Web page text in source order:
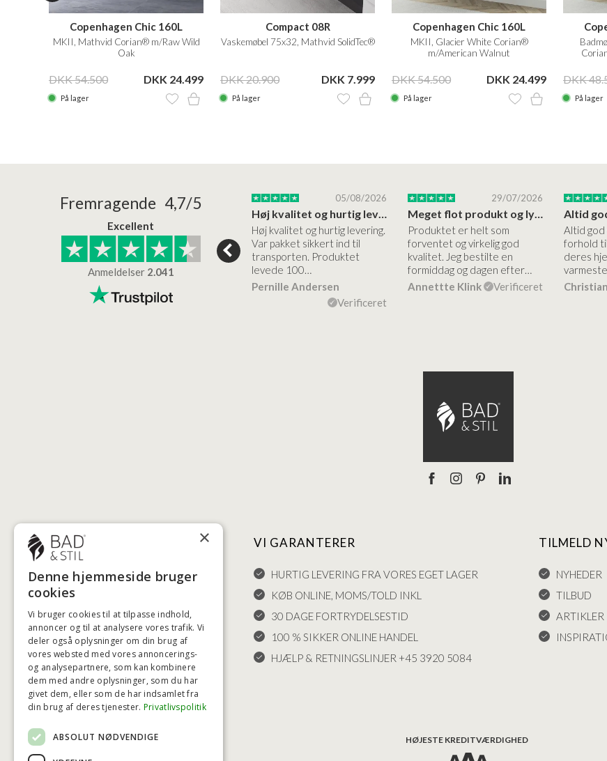
Copenhagen Chic 160L
MKII, Mathvid Corian® m/Raw Wild
Oak
DKK 54.500 DKK 24.499
På lager
Compact 08R
Vaskemøbel 75x32, Mathvid SolidTec®
DKK 20.900 DKK 7.999
På lager
Copenhagen Chic 160L
MKII, Glacier White Corian®
m/American Walnut
DKK 54.500 DKK 24.499
På lager
DKK
På lager
Fremragende 4,7/5
Excellent
Anmeldelser 2.041
24/01/2026
Superflot bademøbel og rigtig lynhurtig…
22/01/2026
Kanon god service
Kanon god service. Varerne
bliver leveret hurtigt, og det
er virkelig kvalitet.
Lise
05/08/2026
Høj kvalitet og hurtig levering
Høj kvalitet og hurtig levering.
Var pakket sikkert ind til
transporten. Produktet
levede 100…
Pernille Andersen
Verificeret
29/07/2026
Meget flot produkt og lynhurtigt levering
Produktet er helt som
forventet og virkelig god
kvalitet. Jeg bestilte en
formiddag og dagen efter…
Annettte Klink
Verificeret
Altid god
forhold
deres
Christian
NYTTIGE LINKS
HANDELSBETINGELSER
LEVERING OG RETURET
FORTRYDELSESRET
KLAGER
FRAGT
INDSTILLINGER FOR COOKIES
VI GARANTERER
HURTIG LEVERING FRA VORES EGET LAGER
KØB ONLINE, MOMS/TOLD INKL
30 DAGE FORTRYDELSESTID
100 % SIKKER ONLINE HANDEL
HJÆLP & RETNINGSLINJER +45 3920 5084
TILMELD
NYHEDER
TILBUD
ARTIKLER
HØJESTE KREDITVÆRDIGHED
×
Denne hjemmeside bruger
cookies
Vi bruger cookies til at tilpasse indhold,
annoncer og til at analysere vores trafik. Vi
deler også oplysninger om din brug af
vores websted med vores annoncerings-
og analysepartnere, som kan kombinere
dem med andre oplysninger, som du har
givet dem, eller som de har indsamlet fra
din brug af deres tjenester. Privatlivspolitik
ABSOLUT NØDVENDIGE